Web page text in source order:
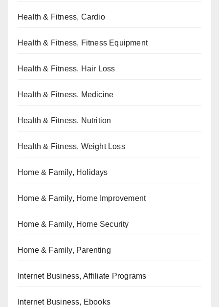
Health & Fitness, Cardio
Health & Fitness, Fitness Equipment
Health & Fitness, Hair Loss
Health & Fitness, Medicine
Health & Fitness, Nutrition
Health & Fitness, Weight Loss
Home & Family, Holidays
Home & Family, Home Improvement
Home & Family, Home Security
Home & Family, Parenting
Internet Business, Affiliate Programs
Internet Business, Ebooks